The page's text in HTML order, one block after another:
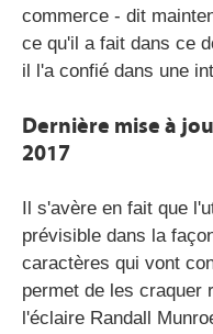
commerce - dit
ce qu'il a fait dans ce
il l'a confié dans une
Dernière mise à
2017
Il s'avère en fait que
prévisible dans la
caractères qui vont
permet de les craquer
l'éclaire Randall